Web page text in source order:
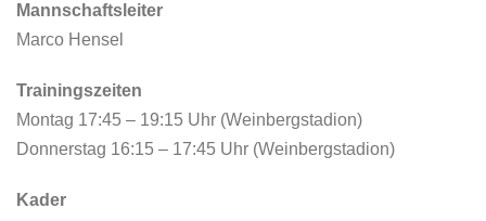
Mannschaftsleiter
Marco Hensel
Trainingszeiten
Montag 17:45 – 19:15 Uhr (Weinbergstadion)
Donnerstag 16:15 – 17:45 Uhr (Weinbergstadion)
Kader